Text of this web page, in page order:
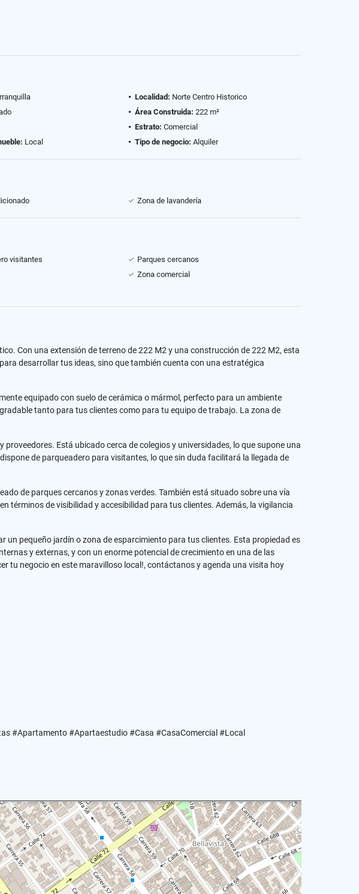
Localidad: Norte Centro Historico
Área Construida: 222 m²
Estrato: Comercial
Local Tipo de negocio: Alquiler
Zona de lavandería
visitantes
Parques cercanos
Zona comercial
Con una extensión de terreno de 222 M2 y una construcción de 222 M2, esta
desarrollar tus ideas, sino que también cuenta con una estratégica
equipado con suelo de cerámica o mármol, perfecto para un ambiente
tanto para tus clientes como para tu equipo de trabajo. La zona de
Está ubicado cerca de colegios y universidades, lo que supone una
de parqueadero para visitantes, lo que sin duda facilitará la llegada de
de parques cercanos y zonas verdes. También está situado sobre una vía
términos de visibilidad y accesibilidad para tus clientes. Además, la vigilancia
pequeño jardín o zona de esparcimiento para tus clientes. Esta propiedad es
y externas, y con un enorme potencial de crecimiento en una de las
tu negocio en este maravilloso local!, contáctanos y agenda una visita hoy
#Apartamento #Apartaestudio #Casa #CasaComercial #Local